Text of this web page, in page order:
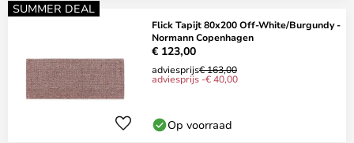
SUMMER DEAL
Flick Tapijt 80x200 Off-White/Burgundy -
Normann Copenhagen
€ 123,00
adviesprijs€ 163,00
adviesprijs -€ 40,00
Op voorraad